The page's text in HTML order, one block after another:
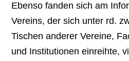
Ebenso fanden sich am
Vereins, der sich unter rd.
Tischen anderer Vereine,
und Institutionen einreihte,